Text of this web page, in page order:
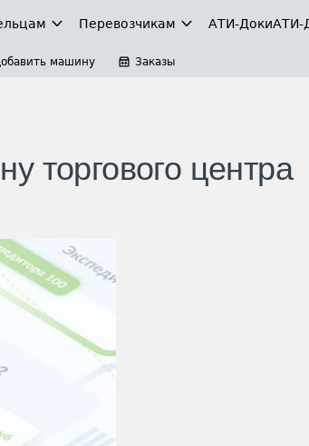
Перевозчикам АТИ-ДокиАТИ-
машину Заказы
торгового центра